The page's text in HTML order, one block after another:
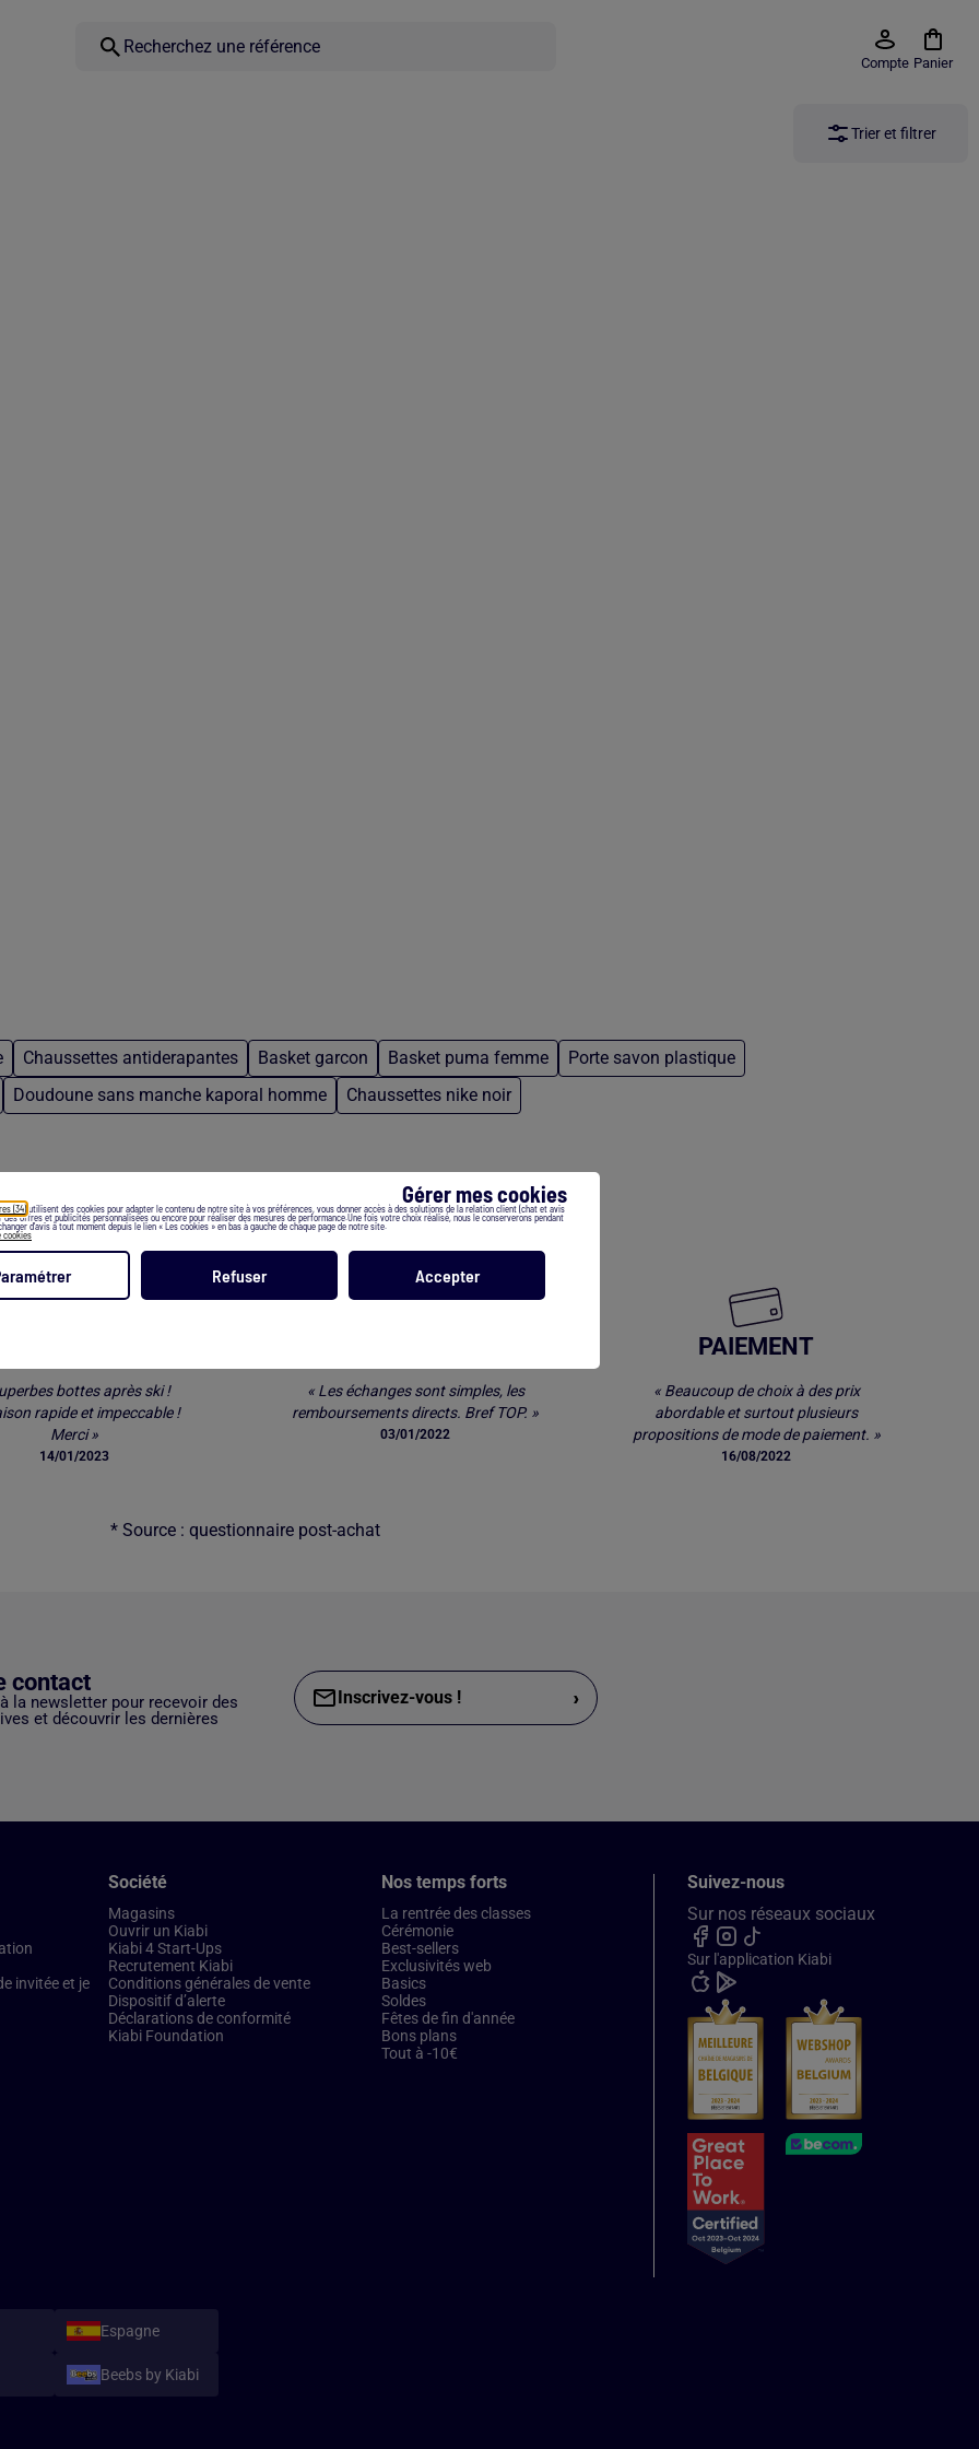
Gérer mes cookies
(34) utilisent des cookies pour adapter le contenu de notre site à vos préférences, vous donner accès à des solutions de la relation client (chat et avis
des offres et publicités personnalisées ou encore pour réaliser des mesures de performance.Une fois votre choix réalisé, nous le conserverons pendant
d’avis à tout moment depuis le lien « Les cookies » en bas à gauche de chaque page de notre site.
cookies
Refuser Accepter
Compte Panier
Trier et filtrer
Chaussettes antiderapantes Basket garcon Basket puma femme
Porte savon plastique
Doudoune sans manche kaporal homme Chaussettes nike noir
Les clients parlent de nos services *
bottes après ski !
rapide et impeccable !
Merci »
14/01/2023
« Les échanges sont simples, les
remboursements directs. Bref TOP. »
03/01/2022
PAIEMENT
« Beaucoup de choix à des prix
abordable et surtout plusieurs
propositions de mode de paiement. »
16/08/2022
* Source : questionnaire post-achat
contact
la newsletter pour recevoir des
et découvrir les dernières
Inscrivez-vous ! ›
invitée et je
Société
Magasins
Ouvrir un Kiabi
Kiabi 4 Start-Ups
Recrutement Kiabi
Conditions générales de vente
Dispositif d’alerte
Déclarations de conformité
Kiabi Foundation
Nos temps forts
La rentrée des classes
Cérémonie
Best-sellers
Exclusivités web
Basics
Soldes
Fêtes de fin d'année
Bons plans
Tout à -10€
Suivez-nous
Sur nos réseaux sociaux
Sur l'application Kiabi
Espagne
Beebs by Kiabi